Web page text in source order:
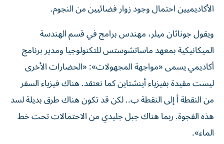
الأكاديميين احتمال وجود زوار فضائيين من النجوم.
ويقول جوناثان ميلر، مهندس برامج في قسم الهندسة
الميكانيكية بمعهد ماساتشوستس للتكنولوجيا ومدير برنامج
أكاديمي يسمى «مواجهة المجهولات»: «الحضارات الأخرى
ليست مقيدة بفيزياء أينشتاين كما نعتقد. هناك فيزياء السفر
من النقطة أ إلى النقطة ب.. لكن قد تكون هناك طرق بديلة لسد
هذه الفجوة. ربما هناك جبل جليدي من الاحتمالات تحت خط
الماء».